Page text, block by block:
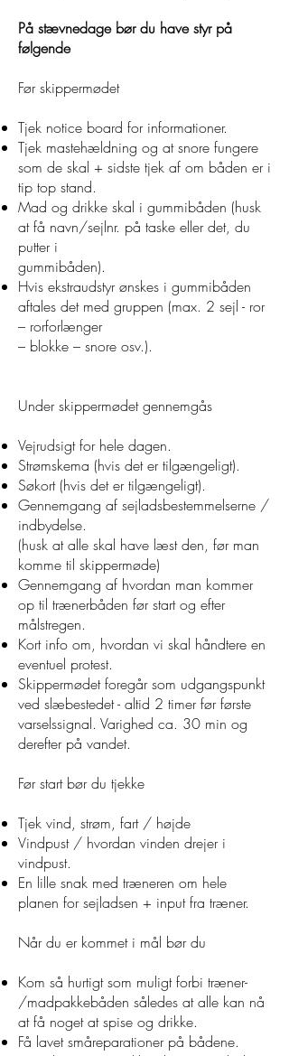
På stævnedage bør du have styr på
følgende
Før skippermødet
Tjek notice board for informationer.
Tjek mastehældning og at snore fungere
som de skal + sidste tjek af om båden er i
tip top stand.
Mad og drikke skal i gummibåden (husk
at få navn/sejlnr. på taske eller det, du
putter i
gummibåden).
Hvis ekstraudstyr ønskes i gummibåden
aftales det med gruppen (max. 2 sejl - ror
– rorforlænger
– blokke – snore osv.).
Under skippermødet gennemgås
Vejrudsigt for hele dagen.
Strømskema (hvis det er tilgængeligt).
Søkort (hvis det er tilgængeligt).
Gennemgang af sejladsbestemmelserne /
indbydelse.
(husk at alle skal have læst den, før man
komme til skippermøde)
Gennemgang af hvordan man kommer
op til trænerbåden før start og efter
målstregen.
Kort info om, hvordan vi skal håndtere en
eventuel protest.
Skippermødet foregår som udgangspunkt
ved slæbestedet - altid 2 timer før første
varselssignal. Varighed ca. 30 min og
derefter på vandet.
Før start bør du tjekke
Tjek vind, strøm, fart / højde
Vindpust / hvordan vinden drejer i
vindpust.
En lille snak med træneren om hele
planen for sejladsen + input fra træner.
Når du er kommet i mål bør du
Kom så hurtigt som muligt forbi træner-
/madpakkebåden således at alle kan nå
at få noget at spise og drikke.
Få lavet småreparationer på bådene.